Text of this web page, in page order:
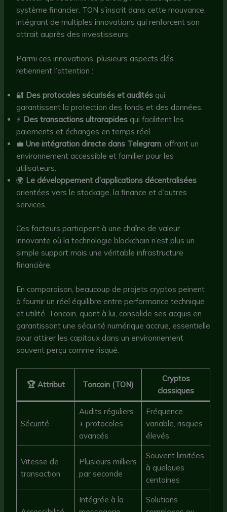
système financier. TON s’inscrit dans cette mouvance,
intégrant de multiples innovations qui renforcent son
attrait auprès des investisseurs.
Parmi ces innovations, plusieurs aspects clés
retiennent l’attention :
🔐 Des protocoles sécurisés et audités qui
garantissent la protection des fonds et des données.
⚡ Des transactions ultrarapides qui facilitent les
paiements et échanges en temps réel.
💼Une intégration directe dans Telegram, offrant un
environnement accessible et familier pour les
utilisateurs.
🌍 Le développement d’applications décentralisées
orientées vers le stockage, la finance et d’autres
services.
Ces facteurs participent à une chaîne de valeur
innovante où la technologie blockchain n’est plus un
simple support mais une véritable infrastructure
financière.
En comparaison, beaucoup de projets cryptos peinent
à fournir un réel équilibre entre performance technique
et utilité. Toncoin, quant à lui, consolide ses acquis en
garantissant une sécurité numérique accrue, essentielle
pour attirer les capitaux dans un environnement
souvent perçu comme risqué.
🏆 Attribut Toncoin (TON)
Cryptos
classiques
Sécurité
Audits réguliers
+ protocoles
avancés
Fréquence
variable, risques
élevés
Vitesse de
transaction
Plusieurs milliers
par seconde
Souvent limitées
à quelques
centaines
Intégrée à la
Solutions